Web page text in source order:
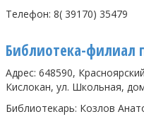
Телефон: 8( 39170) 35479
Библиотека-филиал
Адрес: 648590,
Кислокан, ул. Школьная,
Библиотекарь: Козлов